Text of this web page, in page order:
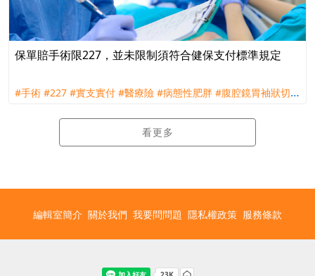
保單賠手術限227，並未限制須符合健保支付標準規定
#手術 #227 #實支實付 #醫療險 #病態性肥胖 #腹腔鏡胃袖狀切除
看更多
編輯室簡介 關於我們 我要問問題 隱私權政策 服務條款